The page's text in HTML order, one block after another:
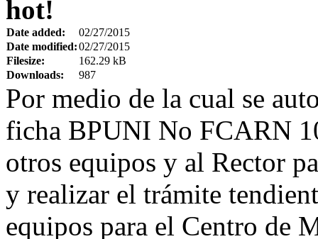
hot!
Date added:
02/27/2015
Date modified:02/27/2015
Filesize:
162.29 kB
Downloads:
987
Por medio de la cual se
ficha BPUNI No FCARN
otros equipos y al Rector
y realizar el trámite
equipos para el Centro de